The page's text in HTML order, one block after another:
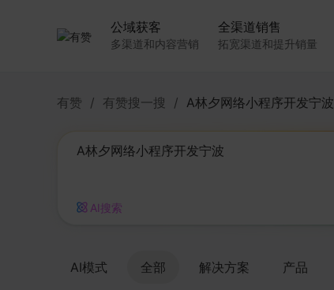
公域获客
多渠道和内容营销
全渠道销售
拓宽渠道和提升销量
有赞 / 有赞搜一搜 / A林夕网络小程序开发宁波
AI搜索
AI模式 全部 解决方案 产品